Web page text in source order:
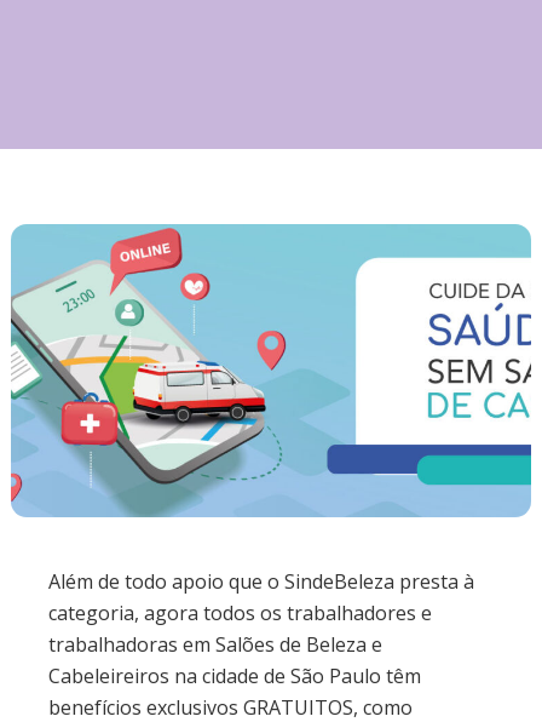
Além de todo apoio que o SindeBeleza presta à
categoria, agora todos os trabalhadores e
trabalhadoras em Salões de Beleza e
Cabeleireiros na cidade de São Paulo têm
benefícios exclusivos GRATUITOS, como